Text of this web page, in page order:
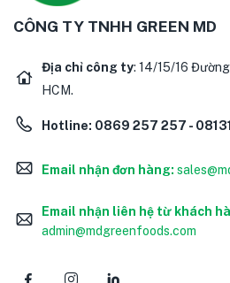
CÔNG TY TNHH GREEN MD
Địa chỉ công ty: 14/15/16 Đường
HCM.
Hotline: 0869 257 257 -
Email nhận đơn hàng:
Email nhận liên hệ từ khách
admin@mdgreenfoods.com